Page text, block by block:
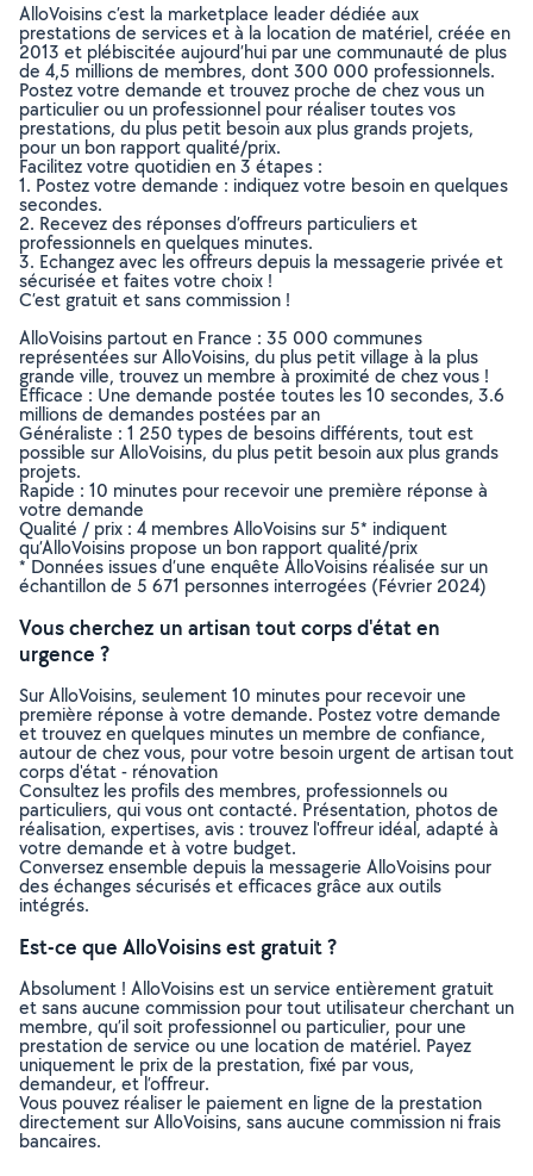
AlloVoisins c’est la marketplace leader dédiée aux
prestations de services et à la location de matériel, créée en
2013 et plébiscitée aujourd’hui par une communauté de plus
de 4,5 millions de membres, dont 300 000 professionnels.
Postez votre demande et trouvez proche de chez vous un
particulier ou un professionnel pour réaliser toutes vos
prestations, du plus petit besoin aux plus grands projets,
pour un bon rapport qualité/prix.
Facilitez votre quotidien en 3 étapes :
1. Postez votre demande : indiquez votre besoin en quelques
secondes.
2. Recevez des réponses d’offreurs particuliers et
professionnels en quelques minutes.
3. Echangez avec les offreurs depuis la messagerie privée et
sécurisée et faites votre choix !
C’est gratuit et sans commission !
AlloVoisins partout en France : 35 000 communes
représentées sur AlloVoisins, du plus petit village à la plus
grande ville, trouvez un membre à proximité de chez vous !
Efficace : Une demande postée toutes les 10 secondes, 3.6
millions de demandes postées par an
Généraliste : 1 250 types de besoins différents, tout est
possible sur AlloVoisins, du plus petit besoin aux plus grands
projets.
Rapide : 10 minutes pour recevoir une première réponse à
votre demande
Qualité / prix : 4 membres AlloVoisins sur 5* indiquent
qu’AlloVoisins propose un bon rapport qualité/prix
* Données issues d’une enquête AlloVoisins réalisée sur un
échantillon de 5 671 personnes interrogées (Février 2024)
Vous cherchez un artisan tout corps d'état en
urgence ?
Sur AlloVoisins, seulement 10 minutes pour recevoir une
première réponse à votre demande. Postez votre demande
et trouvez en quelques minutes un membre de confiance,
autour de chez vous, pour votre besoin urgent de artisan tout
corps d'état - rénovation
Consultez les profils des membres, professionnels ou
particuliers, qui vous ont contacté. Présentation, photos de
réalisation, expertises, avis : trouvez l'offreur idéal, adapté à
votre demande et à votre budget.
Conversez ensemble depuis la messagerie AlloVoisins pour
des échanges sécurisés et efficaces grâce aux outils
intégrés.
Est-ce que AlloVoisins est gratuit ?
Absolument ! AlloVoisins est un service entièrement gratuit
et sans aucune commission pour tout utilisateur cherchant un
membre, qu’il soit professionnel ou particulier, pour une
prestation de service ou une location de matériel. Payez
uniquement le prix de la prestation, fixé par vous,
demandeur, et l’offreur.
Vous pouvez réaliser le paiement en ligne de la prestation
directement sur AlloVoisins, sans aucune commission ni frais
bancaires.